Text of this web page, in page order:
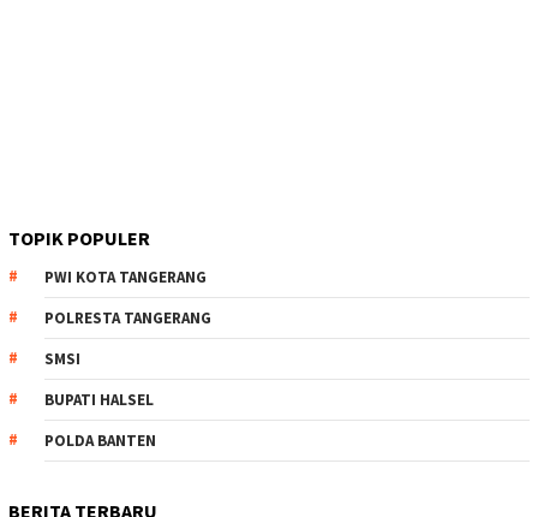
TOPIK POPULER
PWI KOTA TANGERANG
POLRESTA TANGERANG
SMSI
BUPATI HALSEL
POLDA BANTEN
BERITA TERBARU